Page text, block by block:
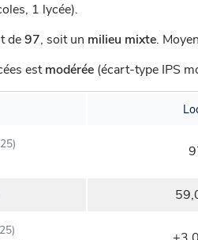
1 lycée).
de97, soit un milieu mixte.
estmodérée (écart-type IPS